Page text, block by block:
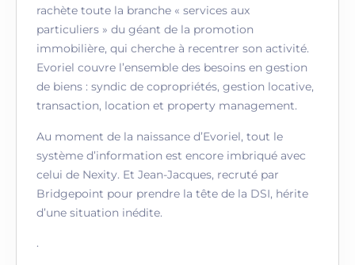
rachète toute la branche « services aux
particuliers » du géant de la promotion
immobilière, qui cherche à recentrer son activité.
Evoriel couvre l’ensemble des besoins en gestion
de biens : syndic de copropriétés, gestion locative,
transaction, location et property management.
Au moment de la naissance d’Evoriel, tout le
système d’information est encore imbriqué avec
celui de Nexity. Et Jean-Jacques, recruté par
Bridgepoint pour prendre la tête de la DSI, hérite
d’une situation inédite.
.